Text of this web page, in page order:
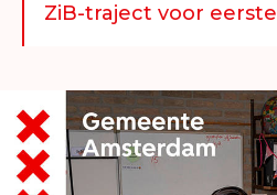
ZiB-traject voor